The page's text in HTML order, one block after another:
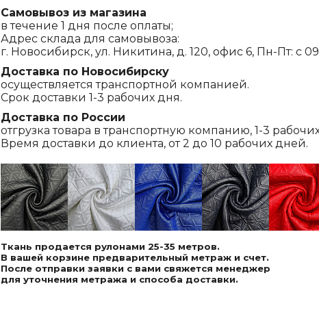
Самовывоз из магазина
в течение 1 дня после оплаты;
Адрес склада для самовывоза:
г. Новосибирск, ул. Никитина, д. 120, офис 6, Пн-Пт: с
Доставка по Новосибирску
осуществляется транспортной компанией.
Срок доставки 1-3 рабочих дня.
Доставка по России
отгрузка товара в транспортную компанию, 1-3
Время доставки до клиента, от 2 до 10 рабочих дней.
Ткань продается рулонами 25-35 метров.
В вашей корзине предварительный метраж и счет.
После отправки заявки с вами свяжется менеджер
для уточнения метража и способа доставки.